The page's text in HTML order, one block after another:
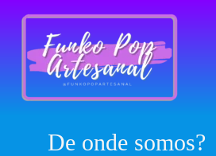
De onde somos?